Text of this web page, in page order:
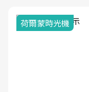
荷爾蒙時光機